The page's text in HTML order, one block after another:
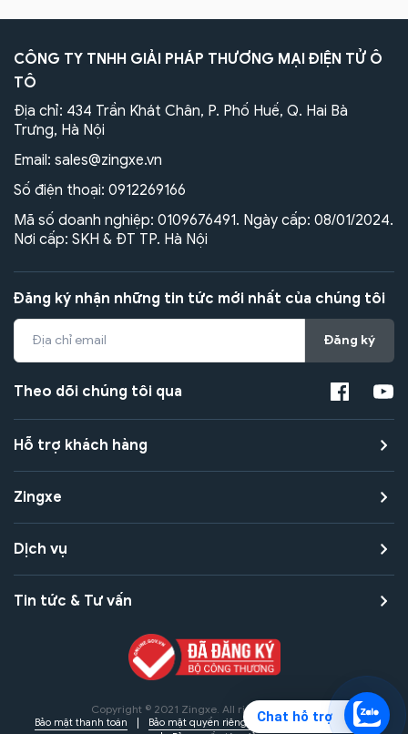
Chat hỗ trợ
CÔNG TY TNHH GIẢI PHÁP THƯƠNG MẠI ĐIỆN TỬ Ô
TÔ
Địa chỉ: 434 Trần Khát Chân, P. Phố Huế, Q. Hai Bà
Trưng, Hà Nội
Email: sales@zingxe.vn
Số điện thoại: 0912269166
Mã số doanh nghiệp: 0109676491. Ngày cấp: 08/01/2024.
Nơi cấp: SKH & ĐT TP. Hà Nội
Đăng ký nhận những tin tức mới nhất của chúng tôi
Đăng ký
Theo dõi chúng tôi qua
Hỗ trợ khách hàng
Zingxe
Dịch vụ
Tin tức & Tư vấn
Copyright © 2021 Zingxe. All rights reserved
Bảo mật thanh toán Bảo mật quyền riêng tư
Điều khoản sử dụng